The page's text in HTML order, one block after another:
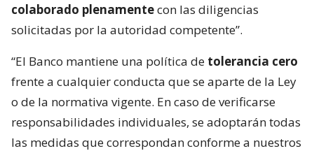
colaborado plenamentecon las diligencias
solicitadas por la autoridad competente”.
“El Banco mantiene una política de tolerancia cero
frente a cualquier conducta que se aparte de la Ley
o de la normativa vigente. En caso de verificarse
responsabilidades individuales, se adoptarán todas
las medidas que correspondan conforme a nuestros